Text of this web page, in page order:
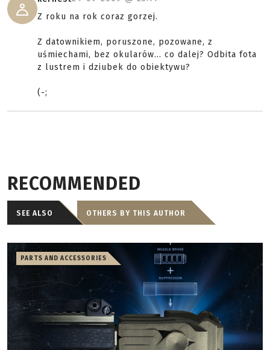
Z roku na rok coraz gorzej.
Z datownikiem, poruszone, pozowane, z
uśmiechami, bez okularów... co dalej? Odbita fota
z lustrem i dziubek do obiektywu?
(-;
RECOMMENDED
SEE ALSO OTHERS BY THIS AUTHOR
PARTS AND ACCESSORIES